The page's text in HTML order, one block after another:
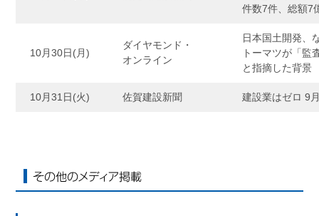
件数7件、総額7
10月30日(月)
ダイヤモンド・
オンライン
日本国土開発、
トーマツが「監
と指摘した背景
10月31日(火) 佐賀建設新聞 建設業はゼロ 9